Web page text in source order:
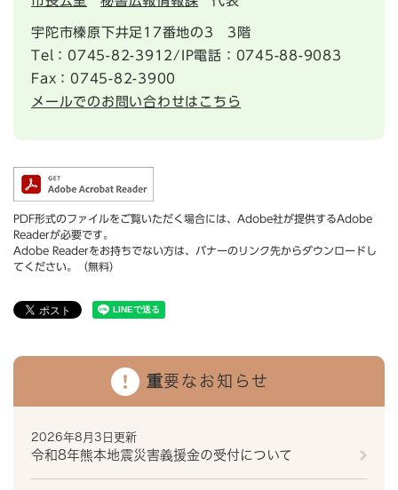
宇陀市榛原下井足17番地の3 3階
Tel：0745-82-3912/IP電話：0745-88-9083
Fax：0745-82-3900
メールでのお問い合わせはこちら
PDF形式のファイルをご覧いただく場合には、Adobe社が提供するAdobe
Readerが必要です。
Adobe Readerをお持ちでない方は、バナーのリンク先からダウンロードし
てください。（無料）
重要なお知らせ
2026年8月3日更新
令和8年熊本地震災害義援金の受付について